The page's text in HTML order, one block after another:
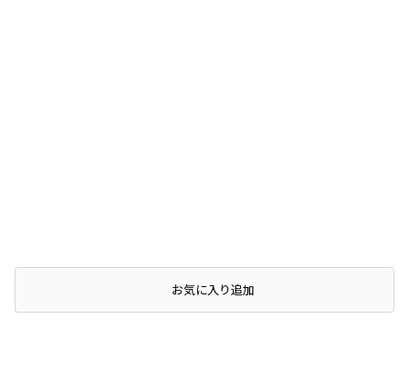
店頭在庫を確認するお気に入り追加